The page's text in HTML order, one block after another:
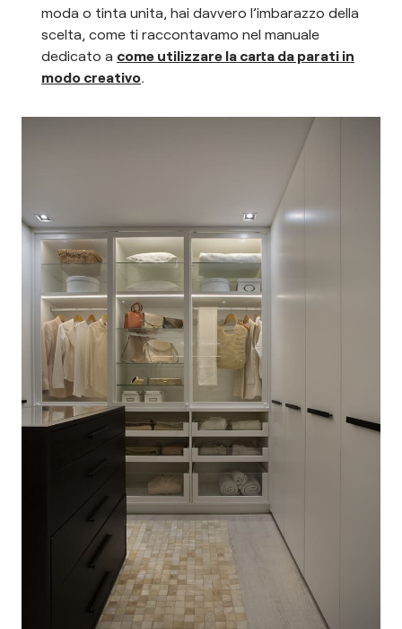
moda o tinta unita, hai davvero l’imbarazzo della
scelta, come ti raccontavamo nel manuale
dedicato a come utilizzare la carta da parati in
modo creativo.